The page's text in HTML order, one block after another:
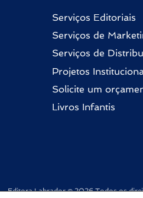
Serviços Editoriais
Serviços de
Serviços de
Projetos
Solicite um
Livros Infantis
Editora Labrador © 2026 Todos os